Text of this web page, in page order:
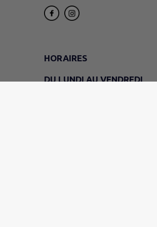
HORAIRES
DU LUNDI AU VENDREDI